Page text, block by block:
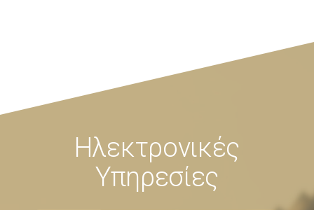
Ηλεκτρονικές
Υπηρεσίες